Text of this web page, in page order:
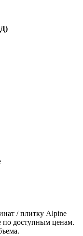
/ плитку Alpine
доступным ценам.